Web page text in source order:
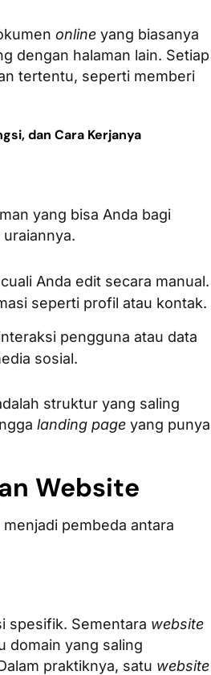
online yang biasanya
dengan halaman lain. Setiap
tertentu, seperti memberi
dan Cara Kerjanya
yang bisa Anda bagi
Anda edit secara manual.
seperti profil atau kontak.
pengguna atau data
sosial.
struktur yang saling
landing page yang punya
Website
pembeda antara
spesifik. Sementara website
domain yang saling
praktiknya, satu website